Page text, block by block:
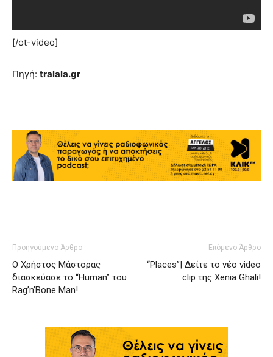
[/ot-video]
Πηγή: tralala.gr
Προηγούμενο Άρθρο
Ο Χρήστος Μάστορας
διασκεύασε το “Human” του
Rag’n’Bone Man!
Επόμενο Άρθρο
“Places”| Δείτε το νέο video
clip της Xenia Ghali!